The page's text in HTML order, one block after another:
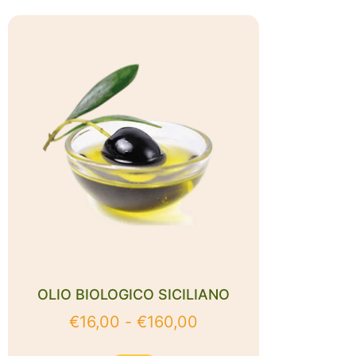
OLIO BIOLOGICO SICILIANO
€16,00 - €160,00